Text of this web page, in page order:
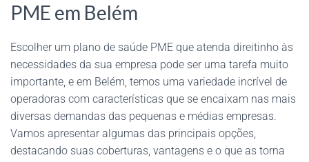
PME em Belém
Escolher um plano de saúde PME que atenda direitinho às
necessidades da sua empresa pode ser uma tarefa muito
importante, e em Belém, temos uma variedade incrível de
operadoras com características que se encaixam nas mais
diversas demandas das pequenas e médias empresas.
Vamos apresentar algumas das principais opções,
destacando suas coberturas, vantagens e o que as torna